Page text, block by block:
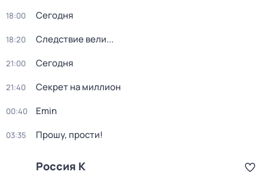
18:00 Сегодня
18:20 Следствие вели...
21:00 Сегодня
21:40 Секрет на миллион
00:40 Emin
03:35 Прошу, прости!
Россия К